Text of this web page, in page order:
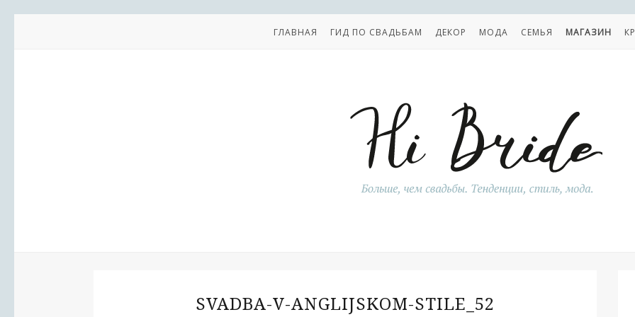
ГЛАВНАЯ ГИД ПО СВАДЬБАМ ДЕКОР МОДА СЕМЬЯ МАГАЗИН
SVADBA-V-ANGLIJSKOM-STILE_52